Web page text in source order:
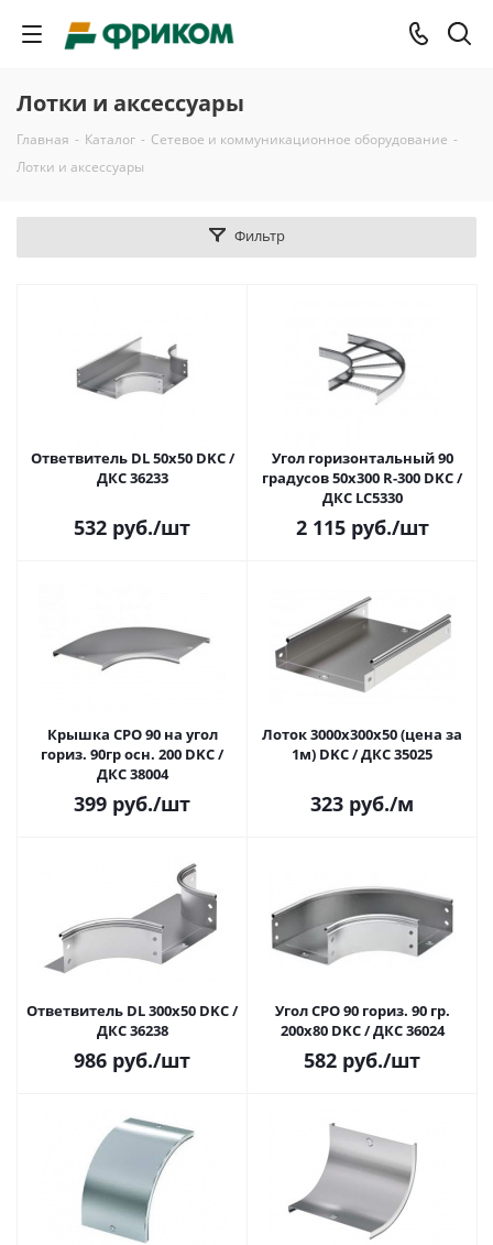
Лотки и аксессуары
Главная - Каталог - Сетевое и коммуникационное оборудование -
Лотки и аксессуары
Фильтр
Ответвитель DL 50х50 DKC /
ДКС 36233
532 руб./шт
Угол горизонтальный 90
градусов 50x300 R-300 DKC /
ДКС LC5330
2 115руб./шт
Крышка CPO 90 на угол
гориз. 90гр осн. 200 DKC /
ДКС 38004
399 руб./шт
Лоток 3000x300х50 (цена за
1м) DKC / ДКС 35025
323 руб./м
Ответвитель DL 300х50 DKC /
ДКС 36238
986 руб./шт
Угол CPO 90 гориз. 90 гр.
200х80 DKC / ДКС 36024
582 руб./шт